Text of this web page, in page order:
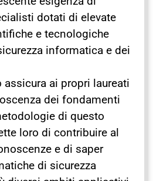
dotati di elevate
e tecnologiche
informatica e dei
ai propri laureati
dei fondamenti
di questo
loro di contribuire al
e di saper
di sicurezza